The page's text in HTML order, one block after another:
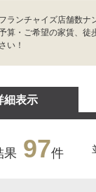
ンチャイズ店舗数
算・ご希望の家賃、
い！
細表示
果 97件